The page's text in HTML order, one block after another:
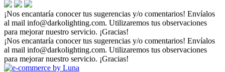
¡Nos encantaría conocer tus sugerencias y/o comentarios! Envíalos
al mail info@darkolighting.com. Utilizaremos tus observaciones
para mejorar nuestro servicio. ¡Gracias!
¡Nos encantaría conocer tus sugerencias y/o comentarios! Envíalos
al mail info@darkolighting.com. Utilizaremos tus observaciones
para mejorar nuestro servicio. ¡Gracias!